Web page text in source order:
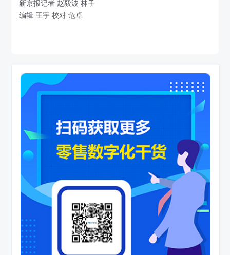
新京报记者 赵毅波 林子
编辑 王宇 校对 危卓